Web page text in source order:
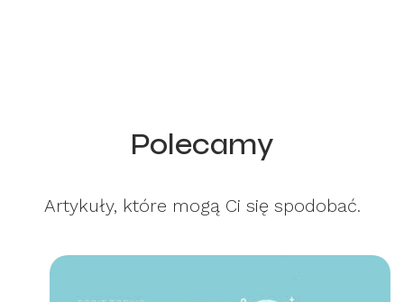
Polecamy
Artykuły, które mogą Ci się spodobać.